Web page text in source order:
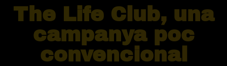
The Life Club, una
campanya poc
convencional